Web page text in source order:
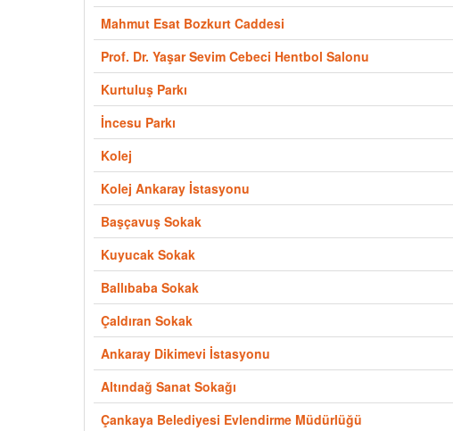
Mahmut Esat Bozkurt Caddesi
Prof. Dr. Yaşar Sevim Cebeci Hentbol Salonu
Kurtuluş Parkı
İncesu Parkı
Kolej
Kolej Ankaray İstasyonu
Başçavuş Sokak
Kuyucak Sokak
Ballıbaba Sokak
Çaldıran Sokak
Ankaray Dikimevi İstasyonu
Altındağ Sanat Sokağı
Çankaya Belediyesi Evlendirme Müdürlüğü